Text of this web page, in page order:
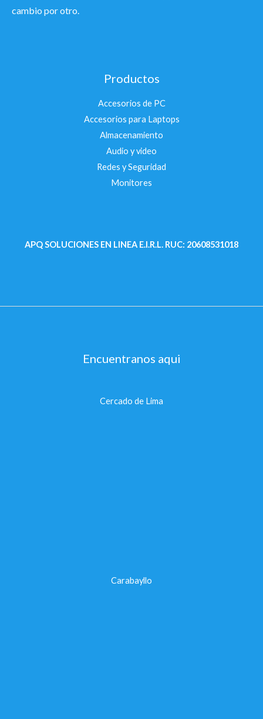
cambio por otro.
Productos
Accesorios de PC
Accesorios para Laptops
Almacenamiento
Audio y video
Redes y Seguridad
Monitores
APQ SOLUCIONES EN LINEA E.I.R.L. RUC: 20608531018
Encuentranos aqui
Cercado de Lima
Carabayllo